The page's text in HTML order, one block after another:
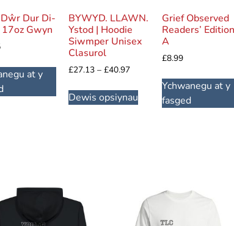
Dur Di-
Gwyn
at y
BYWYD. LLAWN.
Ystod | Hoodie
Siwmper Unisex
Clasurol
£27.13 – £40.97
Dewis opsiynau
Grief Observed
Readers’
A
£8.99
Ychwanegu at y
fasged